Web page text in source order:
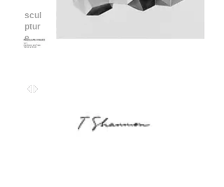
scul
ptur
e